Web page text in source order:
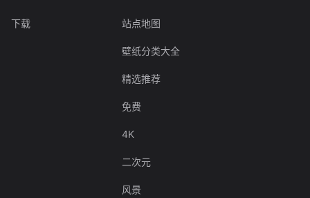
下载 站点地图
壁纸分类大全
精选推荐
免费
4K
二次元
风景